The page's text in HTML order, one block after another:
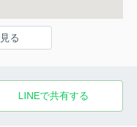
る
LINEで共有する